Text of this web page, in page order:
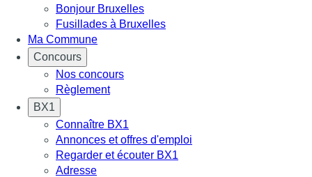
Bonjour Bruxelles
Fusillades à Bruxelles
Ma Commune
Concours
Nos concours
Règlement
BX1
Connaître BX1
Annonces et offres d'emploi
Regarder et écouter BX1
Adresse